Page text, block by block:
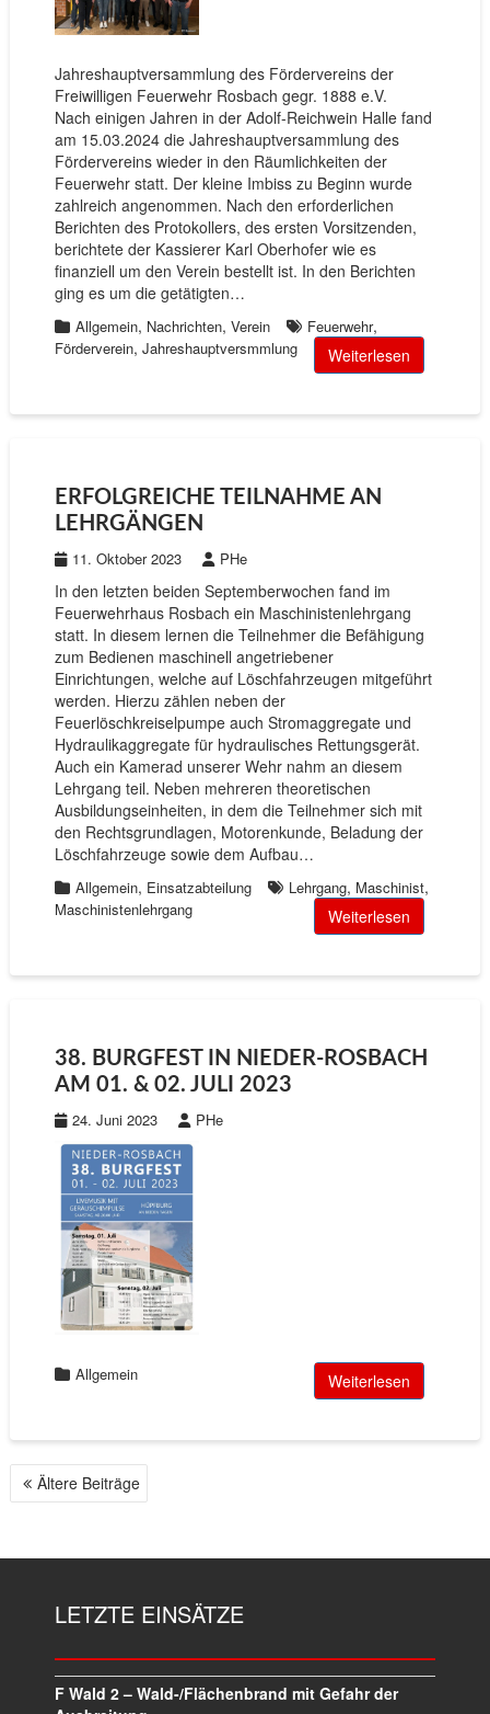
Jahreshauptversammlung des Fördervereins der
Freiwilligen Feuerwehr Rosbach gegr. 1888 e.V.
Nach einigen Jahren in der Adolf-Reichwein Halle fand
am 15.03.2024 die Jahreshauptversammlung des
Fördervereins wieder in den Räumlichkeiten der
Feuerwehr statt. Der kleine Imbiss zu Beginn wurde
zahlreich angenommen. Nach den erforderlichen
Berichten des Protokollers, des ersten Vorsitzenden,
berichtete der Kassierer Karl Oberhofer wie es
finanziell um den Verein bestellt ist. In den Berichten
ging es um die getätigten…
Allgemein, Nachrichten, Verein Feuerwehr,
Förderverein, Jahreshauptversmmlung Weiterlesen
ERFOLGREICHE TEILNAHME AN
LEHRGÄNGEN
11. Oktober 2023 PHe
In den letzten beiden Septemberwochen fand im
Feuerwehrhaus Rosbach ein Maschinistenlehrgang
statt. In diesem lernen die Teilnehmer die Befähigung
zum Bedienen maschinell angetriebener
Einrichtungen, welche auf Löschfahrzeugen mitgeführt
werden. Hierzu zählen neben der
Feuerlöschkreiselpumpe auch Stromaggregate und
Hydraulikaggregate für hydraulisches Rettungsgerät.
Auch ein Kamerad unserer Wehr nahm an diesem
Lehrgang teil. Neben mehreren theoretischen
Ausbildungseinheiten, in dem die Teilnehmer sich mit
den Rechtsgrundlagen, Motorenkunde, Beladung der
Löschfahrzeuge sowie dem Aufbau…
Allgemein, Einsatzabteilung Lehrgang, Maschinist,
Maschinistenlehrgang Weiterlesen
38. BURGFEST IN NIEDER-ROSBACH
AM 01. & 02. JULI 2023
24. Juni 2023 PHe
Allgemein Weiterlesen
B Ältere Beiträge
LETZTE EINSÄTZE
F Wald 2 – Wald-/Flächenbrand mit Gefahr der